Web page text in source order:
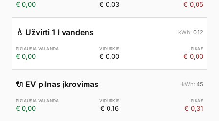
€ 0,00 € 0,03 € 0,05
💧 Užvirti 1 l vandens 0.12
€ 0,00 € 0,00 € 0,00
🔌 EV pilnas įkrovimas 45
€ 0,00 € 0,16 € 0,31